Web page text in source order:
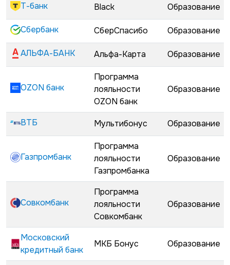
Т-банк
Black Образование
Сбербанк СберСпасибо Образование
АЛЬФА-БАНК Альфа-Карта Образование
OZON банк
Программа
лояльности
OZON банк
Образование
ВТБ Мультибонус Образование
Газпромбанк
Программа
лояльности
Газпромбанка
Образование
Совкомбанк
Программа
лояльности
Совкомбанк
Образование
Московский
кредитный банк
МКБ Бонус Образование